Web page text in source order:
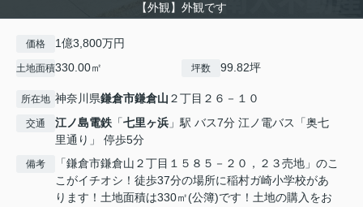
【外観】外観です
価格 1億3,800万円
土地面積330.00㎡ 坪数 99.82坪
所在地 神奈川県鎌倉市鎌倉山 ２丁目２６－１０
交通 江ノ島電鉄 「七里ヶ浜 」駅 バス7分 江ノ電バス「奥七
里通り」 停歩5分
備考
「鎌倉市鎌倉山２丁目１５８５－２０，２３売地」のこ
こがイチオシ！徒歩37分の場所に稲村ガ崎小学校があ
ります！土地面積は330㎡(公簿)です！土地の購入をお